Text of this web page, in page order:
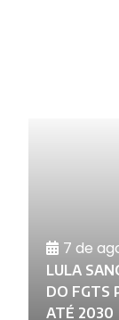
7 de
LULA
DO FGTS
ATÉ 2030